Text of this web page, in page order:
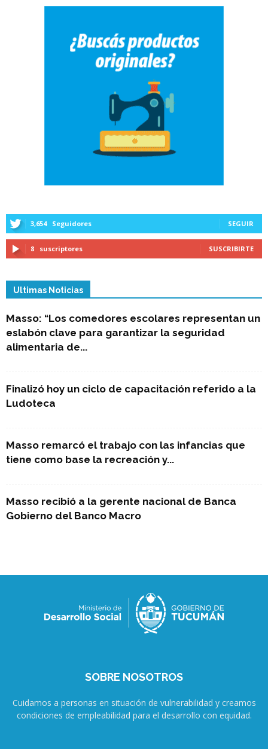
3,654 Seguidores SEGUIR
8 suscriptores SUSCRIBIRTE
Ultimas Noticias
Masso: “Los comedores escolares representan un
eslabón clave para garantizar la seguridad
alimentaria de...
Finalizó hoy un ciclo de capacitación referido a la
Ludoteca
Masso remarcó el trabajo con las infancias que
tiene como base la recreación y...
Masso recibió a la gerente nacional de Banca
Gobierno del Banco Macro
SOBRE NOSOTROS
Cuidamos a personas en situación de vulnerabilidad y creamos
condiciones de empleabilidad para el desarrollo con equidad.